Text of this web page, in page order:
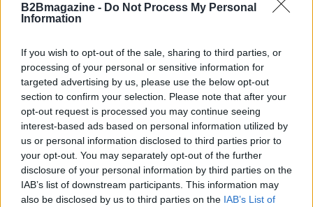
B2Bmagazine - Do Not Process My Personal
Information
If you wish to opt-out of the sale, sharing to third parties, or
processing of your personal or sensitive information for
targeted advertising by us, please use the below opt-out
section to confirm your selection. Please note that after your
opt-out request is processed you may continue seeing
interest-based ads based on personal information utilized by
us or personal information disclosed to third parties prior to
your opt-out. You may separately opt-out of the further
disclosure of your personal information by third parties on the
IAB’s list of downstream participants. This information may
also be disclosed by us to third parties on the IAB’s List of
rischio di indebolire la digitalizzazione del Paese.
preoccupazione primaria per gli operatori e le
istituzioni. Il ministro delle Imprese e del Made in
Italy, Adolfo Urso, ha sottolineato l’importanza di
garantire la sovranità tecnologica, considerata
essenziale per il futuro dell’Europa. Enrico Letta ha
evidenziato la perdita di leadership nel settore delle
telecomunicazioni, richiamando a un’azione
concertata per riportare l’Europa al centro del